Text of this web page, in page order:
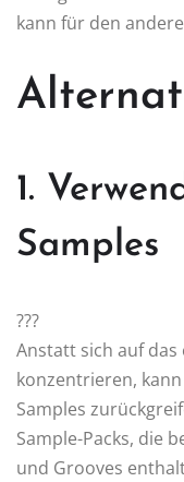
kann für den
1.
Samples
???
Anstatt sich auf das
konzentrieren,
Samples
Sample-Packs, die
und Grooves